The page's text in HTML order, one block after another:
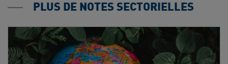
PLUS DE NOTES SECTORIELLES